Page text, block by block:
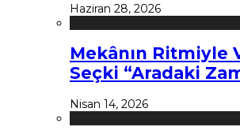
Haziran 28, 2026
Mekânın Ritmiyle
Seçki “Aradaki
Nisan 14, 2026